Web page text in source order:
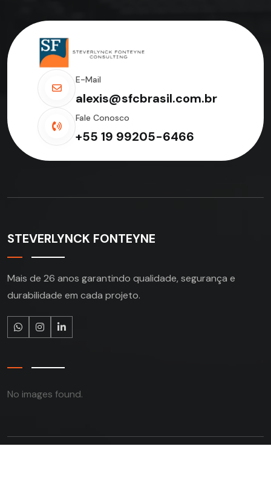
E-Mail
alexis@sfcbrasil.com.br
Fale Conosco
+55 19 99205-6466
STEVERLYNCK FONTEYNE
Mais de 26 anos garantindo qualidade, segurança e
durabilidade em cada projeto.
No images found.